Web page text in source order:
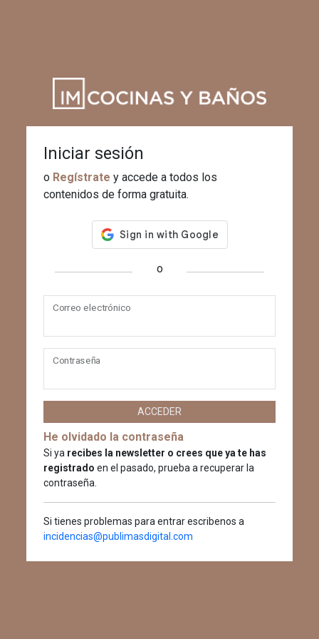
Iniciar sesión
o Regístrate y accede a todos los
contenidos de forma gratuita.
o
Correo electrónico
Contraseña
ACCEDER
He olvidado la contraseña
Si ya recibes la newsletter o crees que ya te has
registrado en el pasado, prueba a recuperar la
contraseña.
Si tienes problemas para entrar escribenos a
incidencias@publimasdigital.com